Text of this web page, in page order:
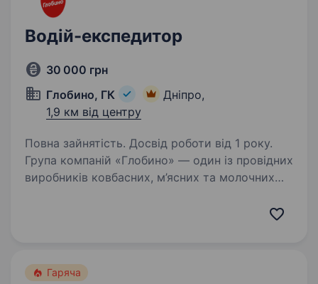
Водій-експедитор
30 000 грн
Глобино, ГК
Дніпро,
1,9 км від центру
Повна зайнятість. Досвід роботи від 1 року.
Група компаній «Глобино» — один із провідних
виробників ковбасних, м’ясних та молочних
споживачів. Ми створюємо якісні ковбасні,
Гаряча